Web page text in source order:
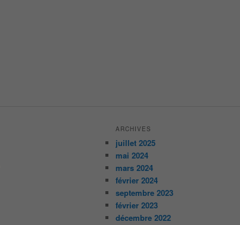
ARCHIVES
juillet 2025
mai 2024
mars 2024
février 2024
septembre 2023
février 2023
décembre 2022